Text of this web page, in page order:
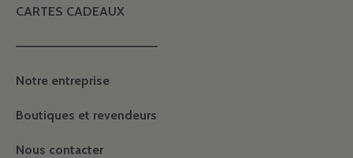
CARTES CADEAUX
———————————————
Notre entreprise
Boutiques et revendeurs
Nous contacter